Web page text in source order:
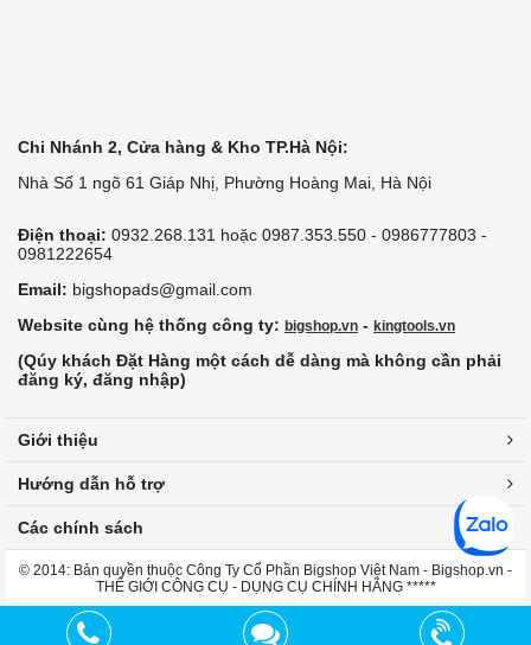
Chi Nhánh 2, Cửa hàng & Kho TP.Hà Nội:
Nhà Số 1 ngõ 61 Giáp Nhị, Phường Hoàng Mai, Hà Nội
Điện thoại: 0932.268.131 hoặc 0987.353.550 - 0986777803 -
0981222654
Email: bigshopads@gmail.com
Website cùng hệ thống công ty: bigshop.vn - kingtools.vn
(Qúy khách Đặt Hàng một cách dễ dàng mà không cần phải
đăng ký, đăng nhập)
Giới thiệu
Hướng dẫn hỗ trợ
Các chính sách
© 2014: Bản quyền thuộc Công Ty Cổ Phần Bigshop Việt Nam - Bigshop.vn -
THẾ GIỚI CÔNG CỤ - DỤNG CỤ CHÍNH HÃNG *****